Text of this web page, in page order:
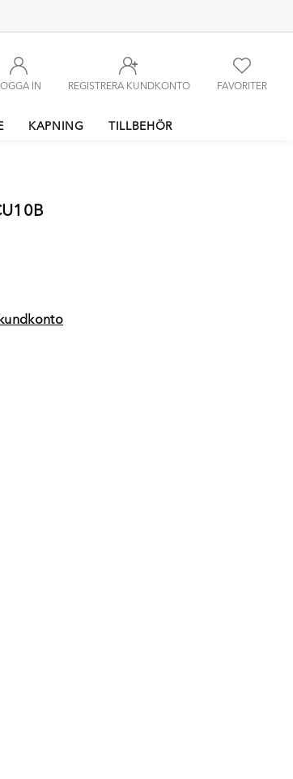
FAVORITER
REGISTRERA KUNDKONTO
IN
KAPNING TILLBEHÖR